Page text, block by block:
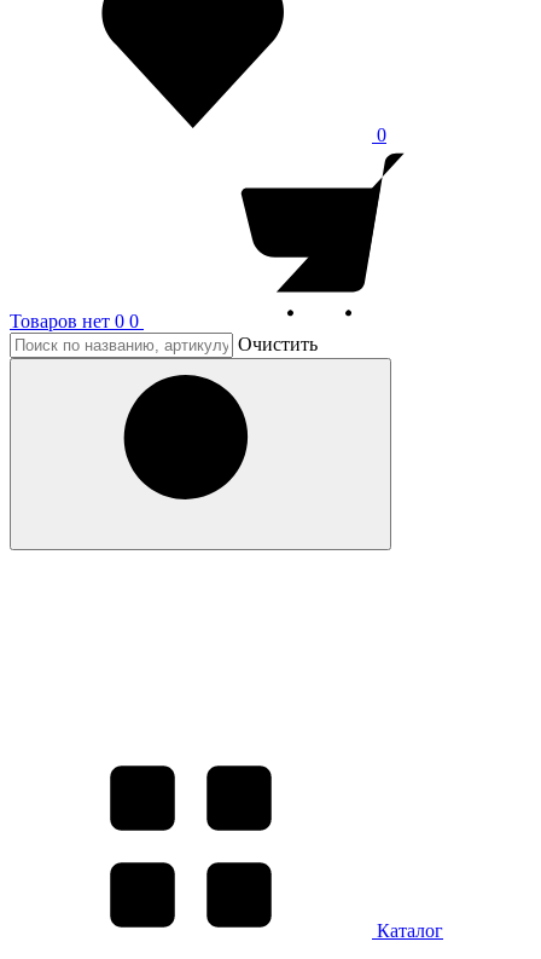
0
Товаров нет 0 0
Очистить
Каталог